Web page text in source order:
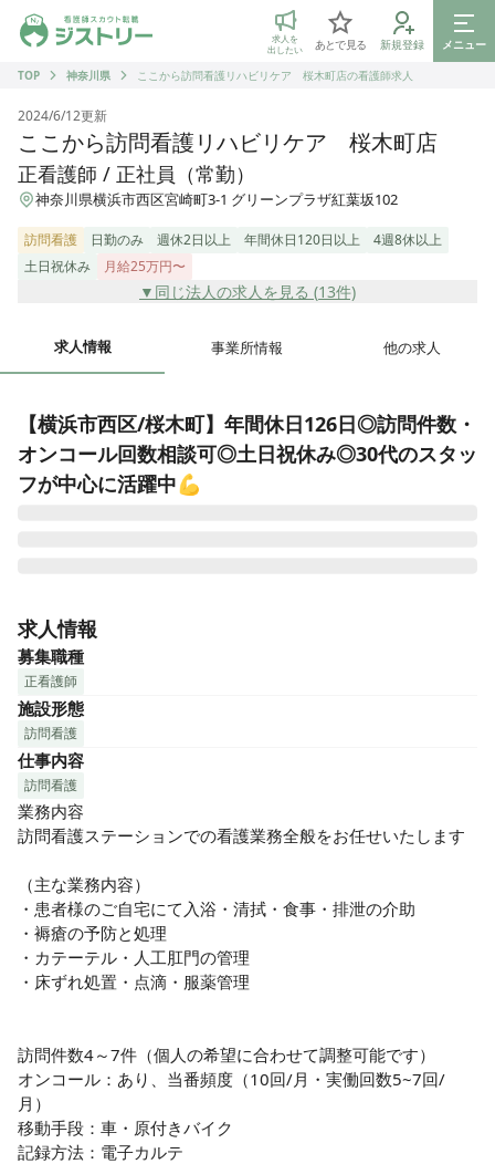
ジストリー 看護師の転職マッチング
求人を
出したい
あとで見る 新規登録
メニュー
TOP
神奈川県 ここから訪問看護リハビリケア 桜木町店の看護師求人
2024/6/12更新
ここから訪問看護リハビリケア 桜木町店
正看護師 / 正社員（常勤）
神奈川県横浜市西区宮崎町3-1 グリーンプラザ紅葉坂102
訪問看護 日勤のみ 週休2日以上 年間休日120日以上
4週8休以上
土日祝休み
月給25万円〜
▼同じ法人の求人を見る (13件)
求人情報 事業所情報 他の求人
【横浜市西区/桜木町】年間休日126日◎訪問件数・
オンコール回数相談可◎土日祝休み◎30代のスタッ
フが中心に活躍中💪
理念に、病院とは異なる観点から 本人やご家族の意思、ライ
フスタイルを尊重しQOL（生活の質）が向上できるよう予防
から看取りまでを支援。様々な分野の専門家が連携し、助け
合うことで質の高い最適なケアの提供しています！
訪問件数に応じてインセンティブもありますので、自分の頑
張りが給与に反映されます！休みも充実していますが、訪問
件数やオンコール回数も相談可◎在籍しているナースは20～
30代と比較的若手なメンバーが揃っています。近い年齢層で
働きたい方、若手が多くて活発な雰囲気で働きたい方にはお
求人情報
募集職種
正看護師
施設形態
訪問看護
仕事内容
訪問看護
業務内容
訪問看護ステーションでの看護業務全般をお任せいたします
（主な業務内容）
・患者様のご自宅にて入浴・清拭・食事・排泄の介助
・褥瘡の予防と処理
・カテーテル・人工肛門の管理
・床ずれ処置・点滴・服薬管理
訪問件数4～7件（個人の希望に合わせて調整可能です）
オンコール：あり、当番頻度（10回/月・実働回数5~7回/
月）
移動手段：車・原付きバイク
記録方法：電子カルテ